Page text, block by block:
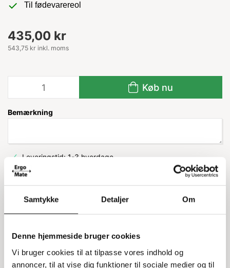
Samtykke Detaljer Om
Denne hjemmeside bruger cookies
Vi bruger cookies til at tilpasse vores indhold og
annoncer, til at vise dig funktioner til sociale medier og til
Til fødevarereol
435,00 kr
543,75 kr inkl. moms
Køb nu
Bemærkning
Leveringstid: 1-3 hverdage
Information Specifikationer
Inox standard søjle til
fødevarereol